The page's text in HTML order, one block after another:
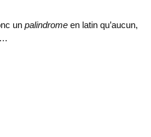
un palindrome en latin qu’aucun,